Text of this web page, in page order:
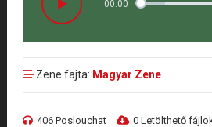
00:00
Zene fajta: Magyar Zene
406 Poslouchat 0 Letölthető